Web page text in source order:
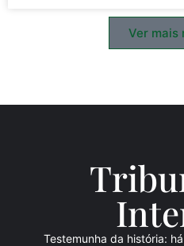
Ver mais
Inte
Testemunha da história: